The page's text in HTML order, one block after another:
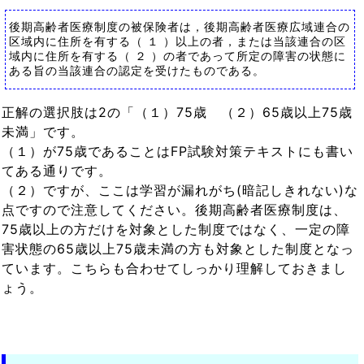
後期高齢者医療制度の被保険者は，後期高齢者医療広域連合の
区域内に住所を有する（ １ ）以上の者，または当該連合の区
域内に住所を有する（ ２ ）の者であって所定の障害の状態に
ある旨の当該連合の認定を受けたものである。
正解の選択肢は2の「（１）75歳 （２）65歳以上75歳
未満」です。
（１）が75歳であることはFP試験対策テキストにも書い
てある通りです。
（２）ですが、ここは学習が漏れがち(暗記しきれない)な
点ですので注意してください。後期高齢者医療制度は、
75歳以上の方だけを対象とした制度ではなく、一定の障
害状態の65歳以上75歳未満の方も対象とした制度となっ
ています。こちらも合わせてしっかり理解しておきまし
ょう。